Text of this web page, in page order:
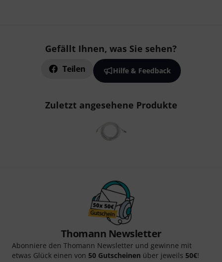
Gefällt Ihnen, was Sie sehen?
Teilen Hilfe & Feedback
Zuletzt angesehene Produkte
Thomann Newsletter
Abonniere den Thomann Newsletter und gewinne mit
etwas Glück einen von 50 Gutscheinen über jeweils 50€!